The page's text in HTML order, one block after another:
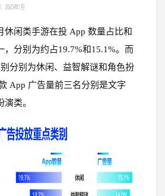
休闲类手游在投 App 数量占比和
，分别为约占19.7%和15.1%。而
分别为休闲、益智解谜和角色扮
App 广告量前三名分别是文字
类。